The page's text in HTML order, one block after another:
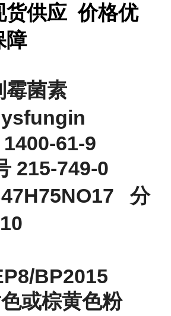
供应 价格优
障
菌素
61-9
215-749-0
分
BP2015
或棕黄色粉